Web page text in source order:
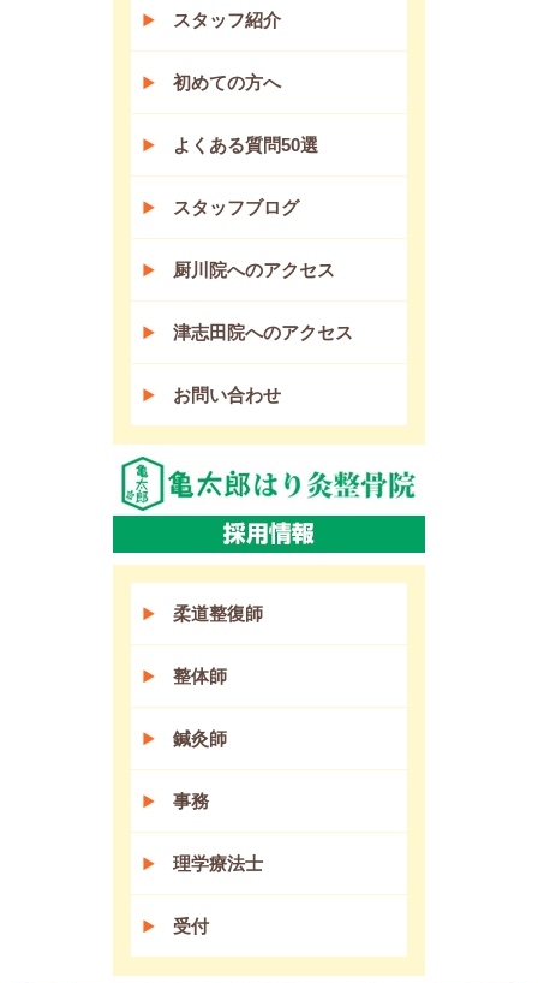
スタッフ紹介
初めての方へ
よくある質問50選
スタッフブログ
厨川院へのアクセス
津志田院へのアクセス
お問い合わせ
柔道整復師
整体師
鍼灸師
事務
理学療法士
受付